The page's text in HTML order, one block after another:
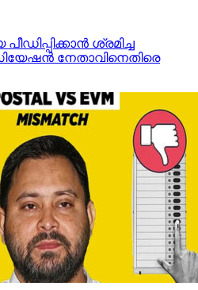
ശ്രമിച്ച
നേതാവിനെതിരെ